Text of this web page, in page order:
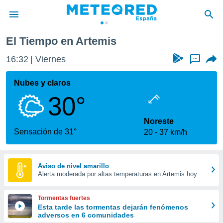
de
por
que se
calidad.
a este
las
y
forma
digital
basada
El Tiempo en Artemis
16:32 Viernes ...
Nubes y claros
30°
Sensación de 31°
Noreste
20
37 km/h
Aviso de nivel amarillo
Alerta moderada por altas temperaturas en Artemis hoy
Tormentas fuertes
Esta tarde las tormentas dejarán fenómenos
adversos en 6 comunidades